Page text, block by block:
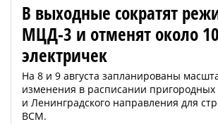
В выходные сократят
МЦД-3 и отменят около
электричек
На 8 и 9 августа запланированы
изменения в расписании
и Ленинградского направления для
ВСМ.